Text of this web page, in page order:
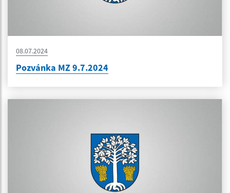
08.07.2024
Pozvánka MZ 9.7.2024